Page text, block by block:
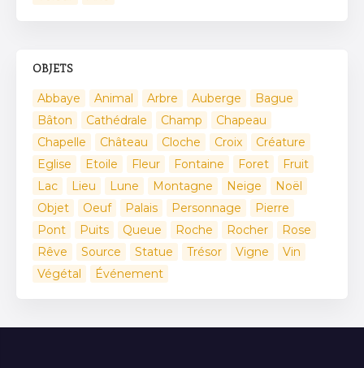
OBJETS
Abbaye Animal Arbre Auberge
Bague
Bâton
Cathédrale Champ
Chapeau
Chapelle
Château Cloche Croix
Créature
Eglise
Etoile Fleur Fontaine Foret
Fruit
Lac
Lieu Lune Montagne Neige
Noël
Objet
Oeuf Palais Personnage
Pierre
Pont
Puits Queue Roche Rocher
Rose
Rêve
Source Statue Trésor Vigne
Vin
Végétal
Événement